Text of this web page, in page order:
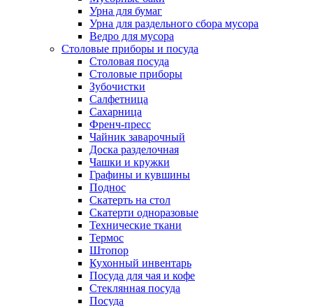
Урна для бумаг
Урна для раздельного сбора мусора
Ведро для мусора
Столовые приборы и посуда
Столовая посуда
Столовые приборы
Зубочистки
Салфетница
Сахарница
Френч-пресс
Чайник заварочный
Доска разделочная
Чашки и кружки
Графины и кувшины
Поднос
Скатерть на стол
Скатерти одноразовые
Технические ткани
Термос
Штопор
Кухонный инвентарь
Посуда для чая и кофе
Стеклянная посуда
Посуда